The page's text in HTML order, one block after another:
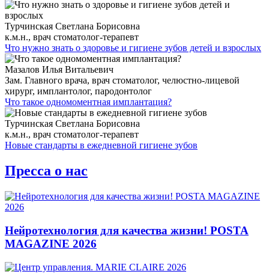
Турчинская Светлана Борисовна
к.м.н., врач стоматолог-терапевт
Что нужно знать о здоровье и гигиене зубов детей и взрослых
Мазалов Илья Витальевич
Зам. Главного врача, врач стоматолог, челюстно-лицевой
хирург, имплантолог, пародонтолог
Что такое одномоментная имплантация?
Турчинская Светлана Борисовна
к.м.н., врач стоматолог-терапевт
Новые стандарты в ежедневной гигиене зубов
Пресса о нас
Нейротехнология для качества жизни! POSTA
MAGAZINE 2026